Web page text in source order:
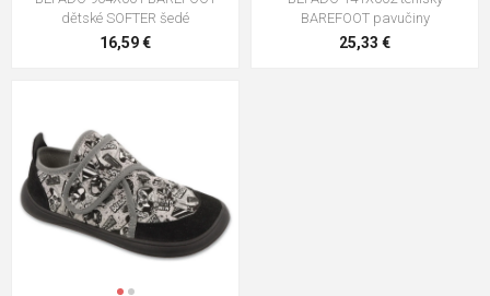
dětské SOFTER šedé
16,59 €
BAREFOOT pavučiny
25,33 €